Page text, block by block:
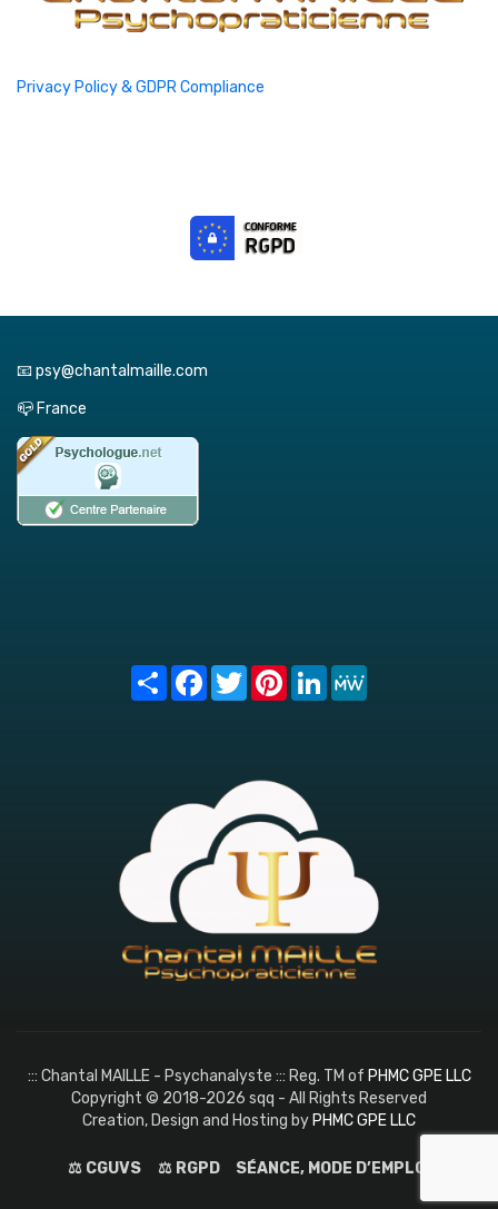
Privacy Policy & GDPR Compliance
📧 psy@chantalmaille.com
📪 France
Share FacebookTwitterPinterest
LinkedIn
::: Chantal MAILLE - Psychanalyste ::: Reg. TM of PHMC GPE LLC
Copyright © 2018-2026 sqq - All Rights Reserved
Creation, Design and Hosting byPHMC GPE LLC
⚖️ CGUVS ⚖️ RGPD SÉANCE, MODE D’EMPLOI